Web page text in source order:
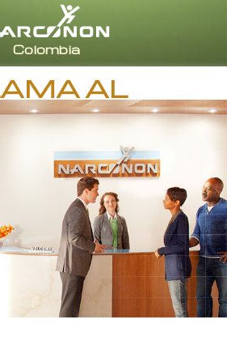
Español
Todas las Regiones/Idiomas
AL